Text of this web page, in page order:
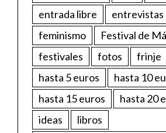
entrada libre
entrevistas
feminismo
Festival de
festivales
fotos frinje
hasta 5 euros
hasta 10
hasta 15 euros
hasta 20
ideas
libros